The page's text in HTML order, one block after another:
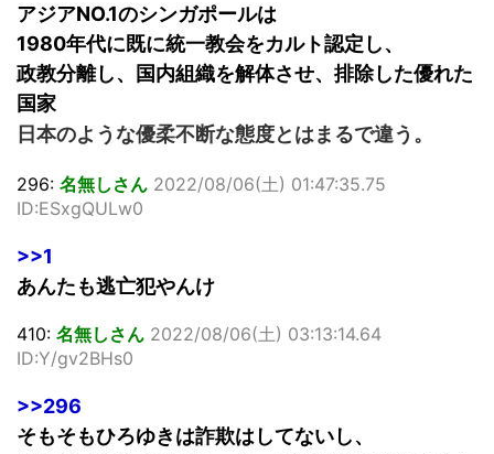
アジアNO.1のシンガポールは
1980年代に既に統一教会をカルト認定し、
政教分離し、国内組織を解体させ、排除した優れた
国家
日本のような優柔不断な態度とはまるで違う。
296: 名無しさん 2022/08/06(土) 01:47:35.75
ID:ESxgQULw0
>>1
あんたも逃亡犯やんけ
410: 名無しさん 2022/08/06(土) 03:13:14.64
ID:Y/gv2BHs0
>>296
そもそもひろゆきは詐欺はしてないし、